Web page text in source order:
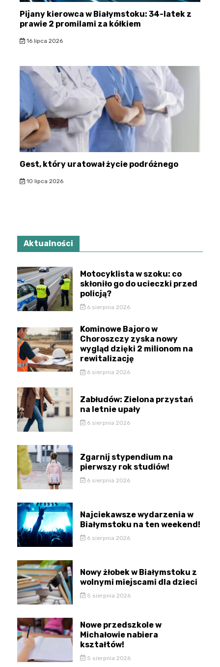
Pijany kierowca w Białymstoku: 34-latek z
prawie 2 promilami za kółkiem
16 lipca 2026
Gest, który uratował życie podróżnego
10 lipca 2026
Aktualności
Motocyklista w szoku: co
skłoniło go do ucieczki przed
policją?
6 sierpnia 2026
Kominowe Bajoro w
Choroszczy zyska nowy
wygląd dzięki 2 milionom na
rewitalizację
6 sierpnia 2026
Zabłudów: Zielona przystań
na letnie upały
6 sierpnia 2026
Zgarnij stypendium na
pierwszy rok studiów!
6 sierpnia 2026
Najciekawsze wydarzenia w
Białymstoku na ten weekend!
6 sierpnia 2026
Nowy żłobek w Białymstoku z
wolnymi miejscami dla dzieci
5 sierpnia 2026
Nowe przedszkole w
Michałowie nabiera
kształtów!
5 sierpnia 2026